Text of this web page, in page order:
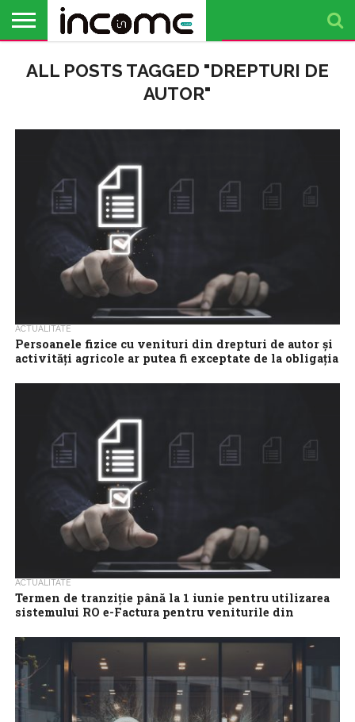
PROFIL DE
ANTREPRENOR
BUSINESS
ANALIZE
OPINII
FINANȚE
PERSONALE
TIMP
LIBER
ALL POSTS TAGGED "DREPTURI DE
AUTOR"
ACTUALITATE
Persoanele fizice cu venituri din drepturi de autor și
activități agricole ar putea fi exceptate de la obligația
care obțin venituri din drepturi de autor,...
ACTUALITATE
Termen de tranziție până la 1 iunie pentru utilizarea
sistemului RO e-Factura pentru veniturile din
Guvernul a aprobat introducerea unui termen de tranziție până
la 1 iunie 2026 pentru utilizarea sistemului RO e-Factura de
către persoanele fizice...